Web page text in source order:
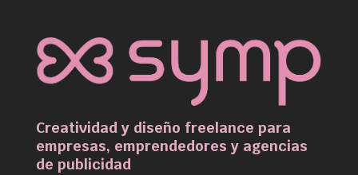
Creatividad y diseño freelance para
empresas, emprendedores y agencias
de publicidad